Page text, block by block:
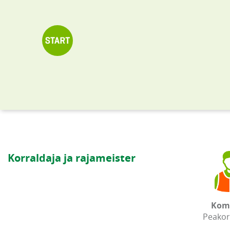
Korraldaja ja rajameister